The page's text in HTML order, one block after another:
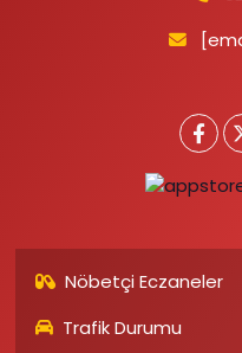
Nöbetçi Eczaneler
Trafik Durumu